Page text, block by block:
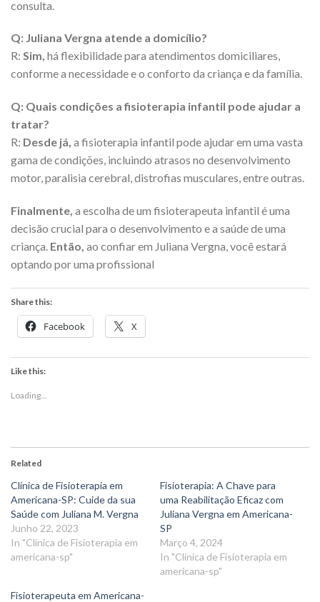
consulta.
Q: Juliana Vergna atende a domicílio?
R: Sim, há flexibilidade para atendimentos domiciliares,
conforme a necessidade e o conforto da criança e da família.
Q: Quais condições a fisioterapia infantil pode ajudar a
tratar?
R: Desde já, a fisioterapia infantil pode ajudar em uma vasta
gama de condições, incluindo atrasos no desenvolvimento
motor, paralisia cerebral, distrofias musculares, entre outras.
Finalmente, a escolha de um fisioterapeuta infantil é uma
decisão crucial para o desenvolvimento e a saúde de uma
criança. Então, ao confiar em Juliana Vergna, você estará
optando por uma profissional
Share this:
Facebook X
Like this:
Loading...
Related
Clínica de Fisioterapia em
Americana-SP: Cuide da sua
Saúde com Juliana M. Vergna
Junho 22, 2023
In "Clínica de Fisioterapia em
americana-sp"
Fisioterapia: A Chave para
uma Reabilitação Eficaz com
Juliana Vergna em Americana-
SP
Março 4, 2024
In "Clínica de Fisioterapia em
americana-sp"
Fisioterapeuta em Americana-